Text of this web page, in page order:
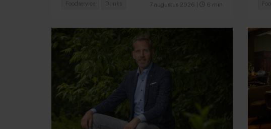
7 augustus 2026 6 min
Foodservice Drinks